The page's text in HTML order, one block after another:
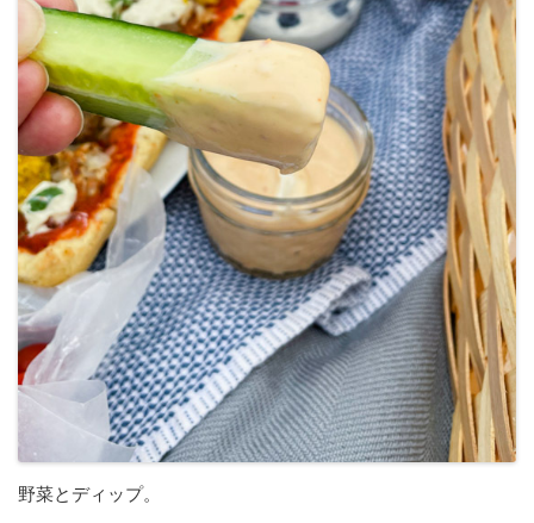
野菜とディップ。